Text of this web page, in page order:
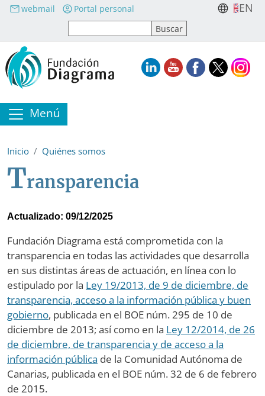
Pasar al contenido principal
webmail Portal personal EN
Menú
Inicio Quiénes somos
Transparencia
Actualizado: 09/12/2025
Fundación Diagrama está comprometida con la
transparencia en todas las actividades que desarrolla
en sus distintas áreas de actuación, en línea con lo
estipulado por la Ley 19/2013, de 9 de diciembre, de
transparencia, acceso a la información pública y buen
gobierno, publicada en el BOE núm. 295 de 10 de
diciembre de 2013; así como en la Ley 12/2014, de 26
de diciembre, de transparencia y de acceso a la
información pública de la Comunidad Autónoma de
Canarias, publicada en el BOE núm. 32 de 6 de febrero
de 2015.